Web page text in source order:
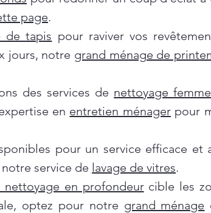
page.
de tapis pour raviver vos
jours, notre grand ménage de
des services de nettoyage
en entretien ménagerpour
pour un service efficace et
service de lavage de vitres.
nettoyage en profondeurcible les
optez pour notre grand ménage